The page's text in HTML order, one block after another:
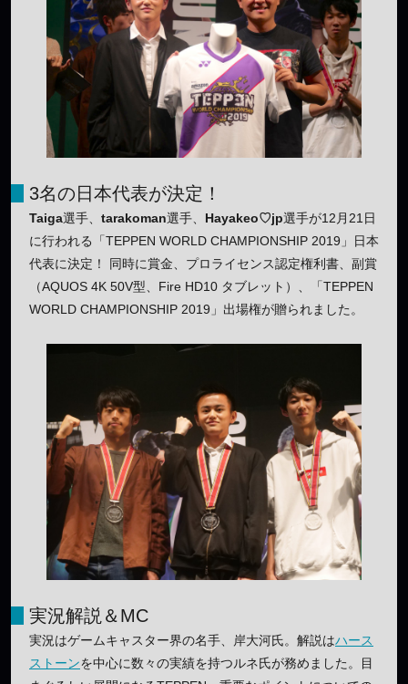
3名の日本代表が決定！
Taiga選手、 tarakoman選手、 Hayakeo♡jp選手が12月21日
に行われる「TEPPEN WORLD CHAMPIONSHIP 2019」日本
代表に決定！ 同時に賞金、プロライセンス認定権利書、副賞
（AQUOS 4K 50V型、Fire HD10 タブレット）、「TEPPEN
WORLD CHAMPIONSHIP 2019」出場権が贈られました。
実況解説＆MC
実況はゲームキャスター界の名手、岸大河氏。解説はハース
ストーンを中心に数々の実績を持つルネ氏が務めました。目